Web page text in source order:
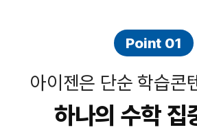
Point 01
아이젠은 단순 학습콘
하나의 수학 집